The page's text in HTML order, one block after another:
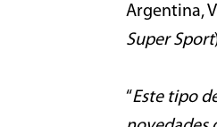
Argentina,
Super Sport
“Este tipo